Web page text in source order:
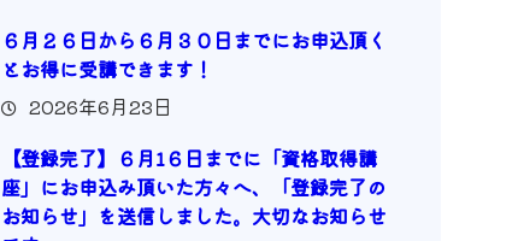
６月２６日から６月３０日までにお申込頂く
とお得に受講できます！
2026年6月23日
【登録完了】６月1６日までに「資格取得講
座」にお申込み頂いた方々へ、「登録完了の
お知らせ」を送信しました。大切なお知らせ